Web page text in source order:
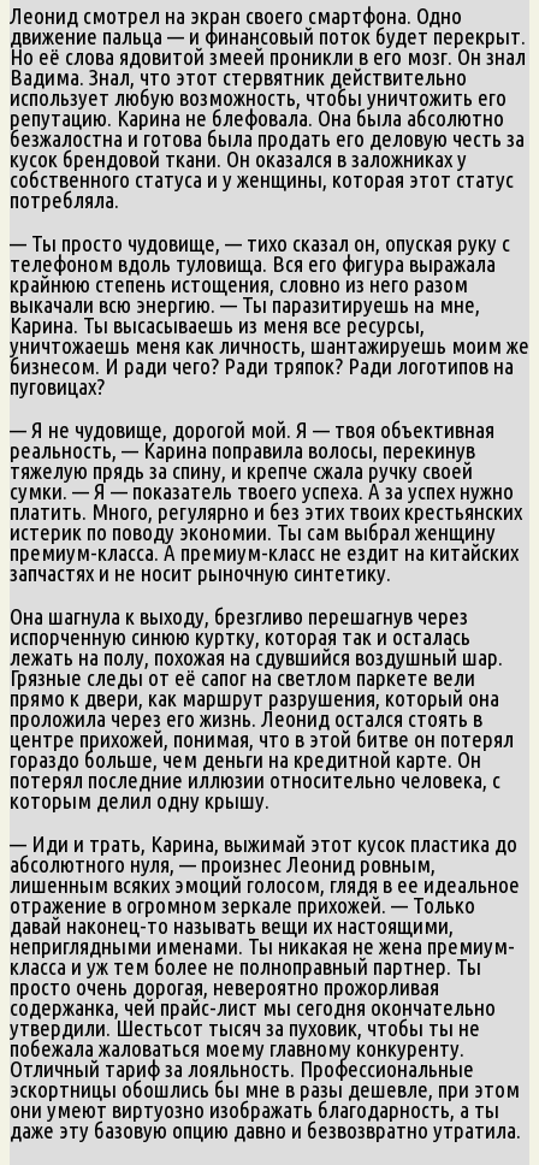
Леонид смотрел на экран своего смартфона. Одно
движение пальца — и финансовый поток будет перекрыт.
Но её слова ядовитой змеей проникли в его мозг. Он знал
Вадима. Знал, что этот стервятник действительно
использует любую возможность, чтобы уничтожить его
репутацию. Карина не блефовала. Она была абсолютно
безжалостна и готова была продать его деловую честь за
кусок брендовой ткани. Он оказался в заложниках у
собственного статуса и у женщины, которая этот статус
потребляла.
— Ты просто чудовище, — тихо сказал он, опуская руку с
телефоном вдоль туловища. Вся его фигура выражала
крайнюю степень истощения, словно из него разом
выкачали всю энергию. — Ты паразитируешь на мне,
Карина. Ты высасываешь из меня все ресурсы,
уничтожаешь меня как личность, шантажируешь моим же
бизнесом. И ради чего? Ради тряпок? Ради логотипов на
пуговицах?
— Я не чудовище, дорогой мой. Я — твоя объективная
реальность, — Карина поправила волосы, перекинув
тяжелую прядь за спину, и крепче сжала ручку своей
сумки. — Я — показатель твоего успеха. А за успех нужно
платить. Много, регулярно и без этих твоих крестьянских
истерик по поводу экономии. Ты сам выбрал женщину
премиум-класса. А премиум-класс не ездит на китайских
запчастях и не носит рыночную синтетику.
Она шагнула к выходу, брезгливо перешагнув через
испорченную синюю куртку, которая так и осталась
лежать на полу, похожая на сдувшийся воздушный шар.
Грязные следы от её сапог на светлом паркете вели
прямо к двери, как маршрут разрушения, который она
проложила через его жизнь. Леонид остался стоять в
центре прихожей, понимая, что в этой битве он потерял
гораздо больше, чем деньги на кредитной карте. Он
потерял последние иллюзии относительно человека, с
которым делил одну крышу.
— Иди и трать, Карина, выжимай этот кусок пластика до
абсолютного нуля, — произнес Леонид ровным,
лишенным всяких эмоций голосом, глядя в ее идеальное
отражение в огромном зеркале прихожей. — Только
давай наконец-то называть вещи их настоящими,
неприглядными именами. Ты никакая не жена премиум-
класса и уж тем более не полноправный партнер. Ты
просто очень дорогая, невероятно прожорливая
содержанка, чей прайс-лист мы сегодня окончательно
утвердили. Шестьсот тысяч за пуховик, чтобы ты не
побежала жаловаться моему главному конкуренту.
Отличный тариф за лояльность. Профессиональные
эскортницы обошлись бы мне в разы дешевле, при этом
они умеют виртуозно изображать благодарность, а ты
даже эту базовую опцию давно и безвозвратно утратила.